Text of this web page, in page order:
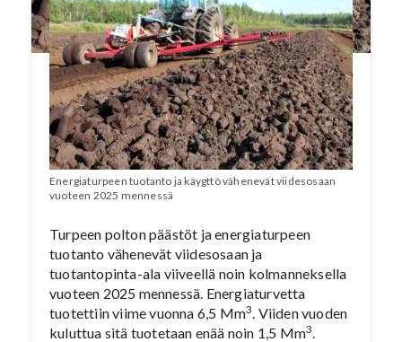
Energiaturpeen tuotanto ja käygttö vähenevät viidesosaan
vuoteen 2025 mennessä
Turpeen polton päästöt ja energiaturpeen
tuotanto vähenevät viidesosaan ja
tuotantopinta-ala viiveellä noin kolmanneksella
vuoteen 2025 mennessä. Energiaturvetta
tuotettiin viime vuonna 6,5 Mm3 . Viiden vuoden
kuluttua sitä tuotetaan enää noin 1,5 Mm3